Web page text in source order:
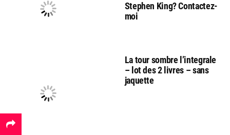
Stephen King? Contactez-
moi
La tour sombre l’integrale
– lot des 2 livres – sans
jaquette